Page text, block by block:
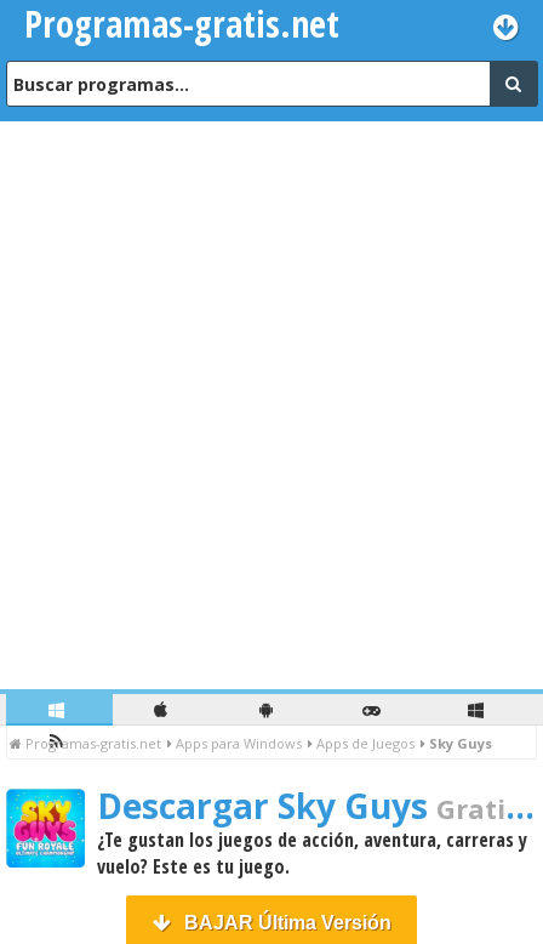
Programas-gratis.net
Programas-gratis.net Apps para Windows Apps de Juegos Sky Guys
Descargar Sky Guys Gratis Para PC
¿Te gustan los juegos de acción, aventura, carreras y
vuelo? Este es tu juego.
BAJAR Última Versión